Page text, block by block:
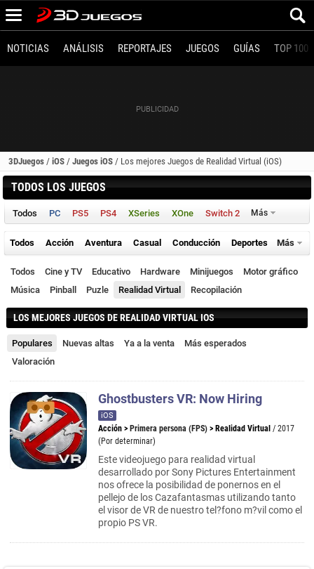
NOTICIAS ANÁLISIS REPORTAJES JUEGOS GUÍAS TOP 100
3DJuegos / iOS / Juegos iOS / Los mejores Juegos de Realidad Virtual (iOS)
TODOS LOS JUEGOS
Todos PC PS5 PS4 XSeries XOne Switch 2 Más
Todos Acción Aventura Casual Conducción Deportes Más
Todos Cine y TV Educativo Hardware Minijuegos
Motor gráfico
Música
Pinball Puzle Realidad Virtual Recopilación
LOS MEJORES JUEGOS DE REALIDAD VIRTUAL IOS
Populares Nuevas altas Ya a la venta
Más esperados
Valoración
Ghostbusters VR: Now Hiring
iOS
Acción > Primera persona (FPS) > Realidad Virtual / 2017
(Por determinar)
Este videojuego para realidad virtual
desarrollado por Sony Pictures Entertainment
nos ofrece la posibilidad de ponernos en el
pellejo de los Cazafantasmas utilizando tanto
el visor de VR de nuestro tel?fono m?vil como el
propio PS VR.